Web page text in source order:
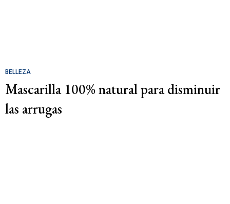
BELLEZA
Mascarilla 100% natural para disminuir
las arrugas